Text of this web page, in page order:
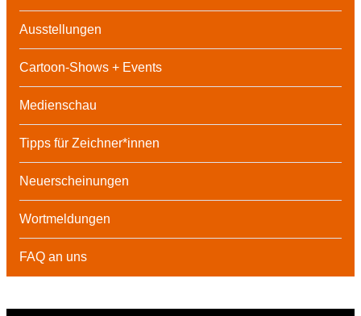
Ausstellungen
Cartoon-Shows + Events
Medienschau
Tipps für Zeichner*innen
Neuerscheinungen
Wortmeldungen
FAQ an uns